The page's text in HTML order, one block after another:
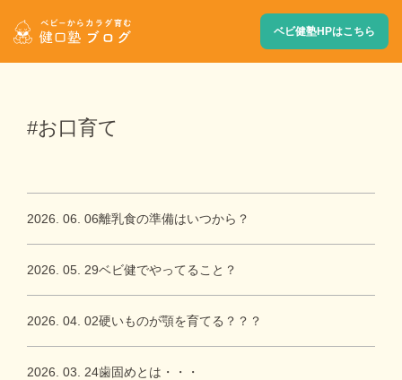
ベビ健塾HPはこちら
#お口育て
2026. 06. 06離乳食の準備はいつから？
2026. 05. 29ベビ健でやってること？
2026. 04. 02硬いものが顎を育てる？？？
2026. 03. 24歯固めとは・・・